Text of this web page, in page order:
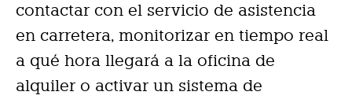
contactar con el servicio de asistencia
en carretera, monitorizar en tiempo real
a qué hora llegará a la oficina de
alquiler o activar un sistema de